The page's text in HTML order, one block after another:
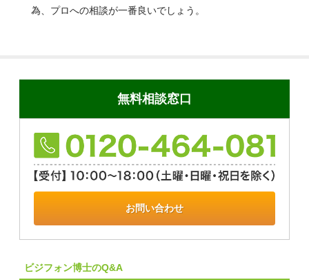
為、プロへの相談が一番良いでしょう。
無料相談窓口
お問い合わせ
ビジフォン博士のQ&A